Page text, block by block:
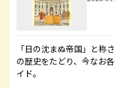
「日の沈まぬ帝国」と称
の歴史をたどり、今なお
イド。